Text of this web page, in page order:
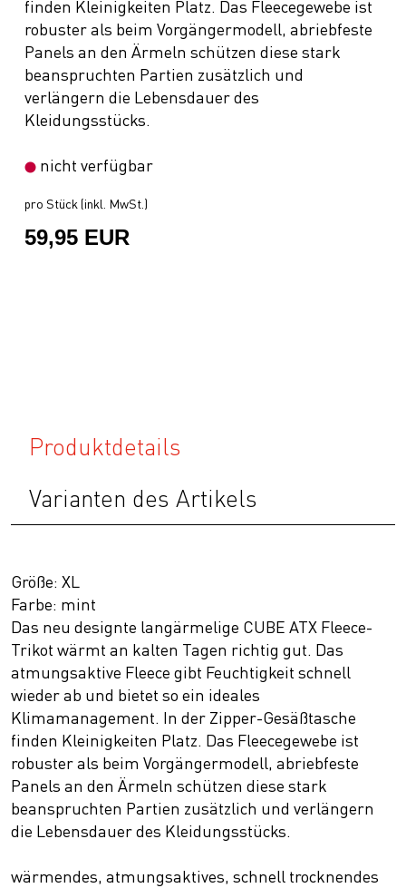
finden Kleinigkeiten Platz. Das Fleecegewebe ist
robuster als beim Vorgängermodell, abriebfeste
Panels an den Ärmeln schützen diese stark
beanspruchten Partien zusätzlich und
verlängern die Lebensdauer des
Kleidungsstücks.
nicht verfügbar
pro Stück (inkl. MwSt.)
59,95 EUR
Produktdetails
Varianten des Artikels
Größe: XL
Farbe: mint
Das neu designte langärmelige CUBE ATX Fleece-
Trikot wärmt an kalten Tagen richtig gut. Das
atmungsaktive Fleece gibt Feuchtigkeit schnell
wieder ab und bietet so ein ideales
Klimamanagement. In der Zipper-Gesäßtasche
finden Kleinigkeiten Platz. Das Fleecegewebe ist
robuster als beim Vorgängermodell, abriebfeste
Panels an den Ärmeln schützen diese stark
beanspruchten Partien zusätzlich und verlängern
die Lebensdauer des Kleidungsstücks.
wärmendes, atmungsaktives, schnell trocknendes